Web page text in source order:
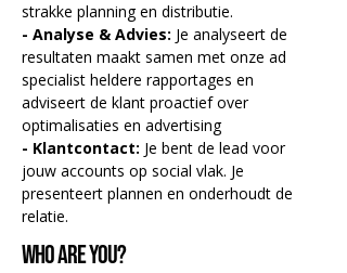
strakke planning en distributie.
- Analyse & Advies: Je analyseert de
resultaten maakt samen met onze ad
specialist heldere rapportages en
adviseert de klant proactief over
optimalisaties en advertising
- Klantcontact: Je bent de lead voor
jouw accounts op social vlak. Je
presenteert plannen en onderhoudt de
relatie.
Who are you?